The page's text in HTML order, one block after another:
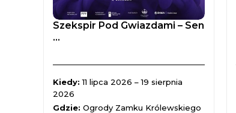
Szekspir Pod Gwiazdami – Sen
...
Kiedy:11 lipca 2026 – 19 sierpnia
2026
Gdzie: Ogrody Zamku Królewskiego